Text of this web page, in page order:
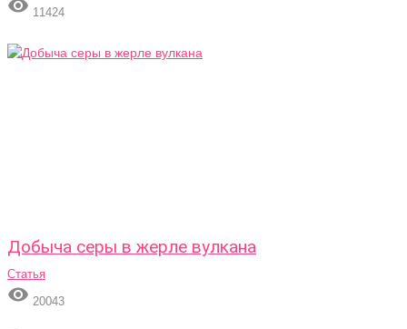
 11424
Добыча серы в жерле вулкана
Статья
 20043